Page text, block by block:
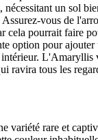
un sol
vous de
cela pourrait faire
option pour
L'Amaryllis
ravira tous les
variété rare et